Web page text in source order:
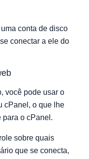
conta de disco
conectar a ele do
você pode usar o
cPanel, o que lhe
para o cPanel.
sobre quais
que se conecta,